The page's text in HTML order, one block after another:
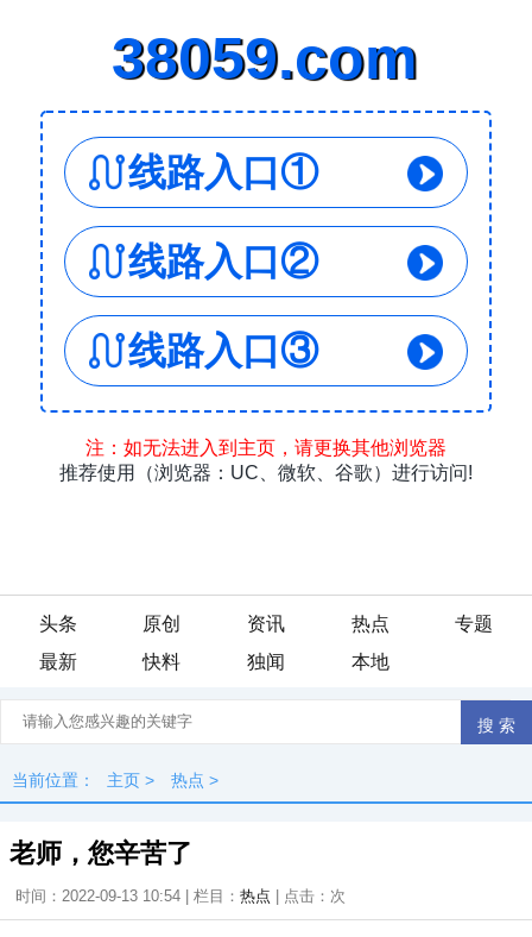
头条 原创 资讯 热点
专题
最新
快料 独闻 本地
当前位置： 主页 > 热点 >
老师，您辛苦了
时间：2022-09-13 10:54 | 栏目： 热点 | 点击： 次